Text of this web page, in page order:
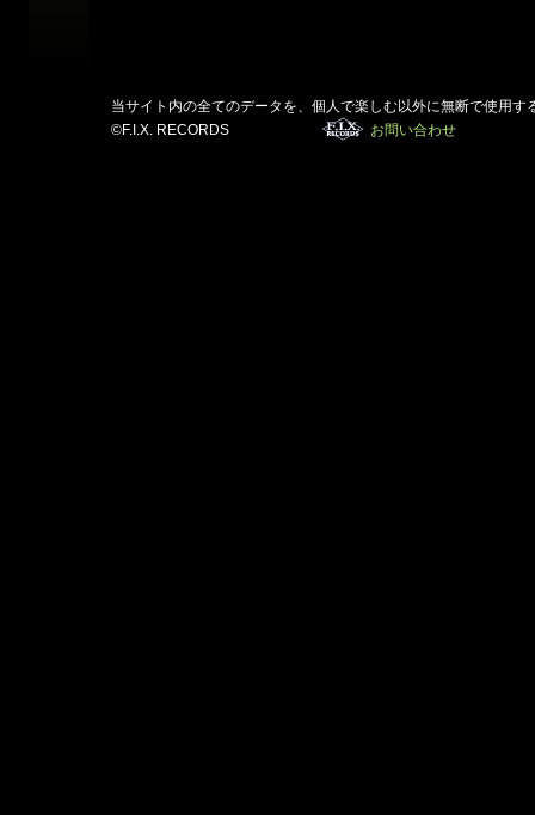
当サイト内の全てのデータを、個人で楽しむ以外に無断で使用す
©F.I.X. RECORDS
お問い合わせ